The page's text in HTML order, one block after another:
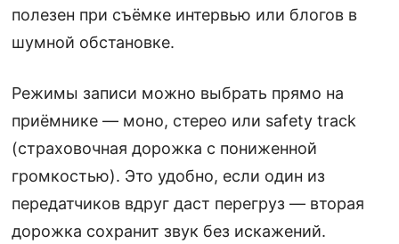
полезен при съёмке интервью или блогов в
шумной обстановке.
Режимы записи можно выбрать прямо на
приёмнике — моно, стерео или safety track
(страховочная дорожка с пониженной
громкостью). Это удобно, если один из
передатчиков вдруг даст перегруз — вторая
дорожка сохранит звук без искажений.